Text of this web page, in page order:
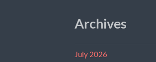
Archives
July 2026